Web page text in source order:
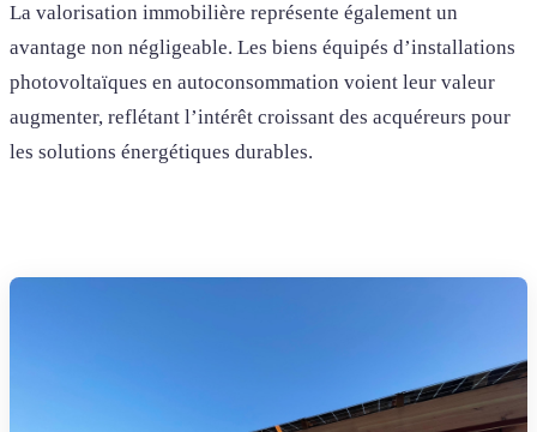
La valorisation immobilière représente également un
avantage non négligeable. Les biens équipés d’installations
photovoltaïques en autoconsommation voient leur valeur
augmenter, reflétant l’intérêt croissant des acquéreurs pour
les solutions énergétiques durables.